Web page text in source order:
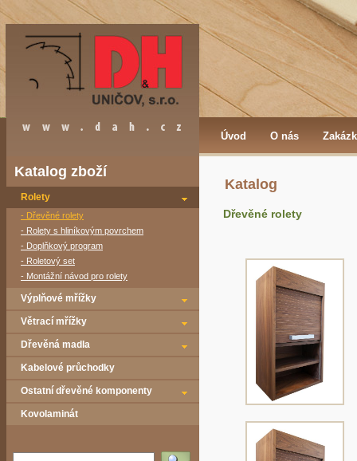
Úvod O nás
Katalog zboží
Rolety
- Dřevěné rolety
- Rolety s hliníkovým povrchem
- Doplňkový program
- Roletový set
- Montážní návod pro rolety
Výplňové mřížky
Větrací mřížky
Dřevěná madla
Kabelové průchodky
Ostatní dřevěné komponenty
Kovolaminát
Vyhledat
Katalog
Dřevěné rolety